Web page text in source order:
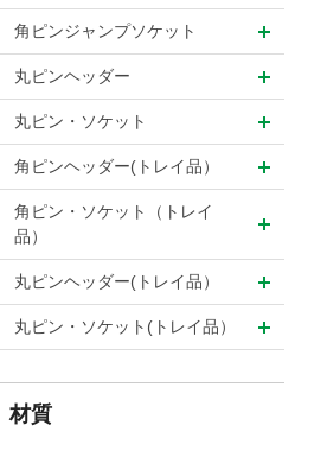
角ピンジャンプソケット
丸ピンヘッダー
丸ピン・ソケット
角ピンヘッダー(トレイ品）
角ピン・ソケット（トレイ
品）
丸ピンヘッダー(トレイ品）
丸ピン・ソケット(トレイ品）
材質